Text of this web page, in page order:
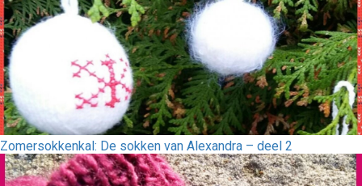
Zomersokkenkal: De sokken van Alexandra – deel 2